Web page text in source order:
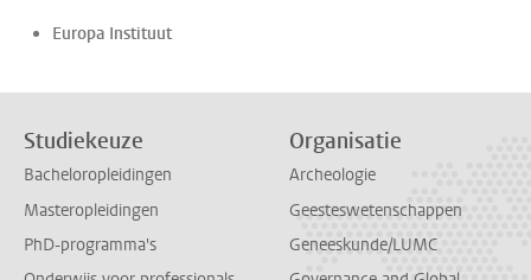
Europa Instituut
Studiekeuze
Bacheloropleidingen
Masteropleidingen
PhD-programma's
Organisatie
Archeologie
Geesteswetenschappen
Geneeskunde/LUMC